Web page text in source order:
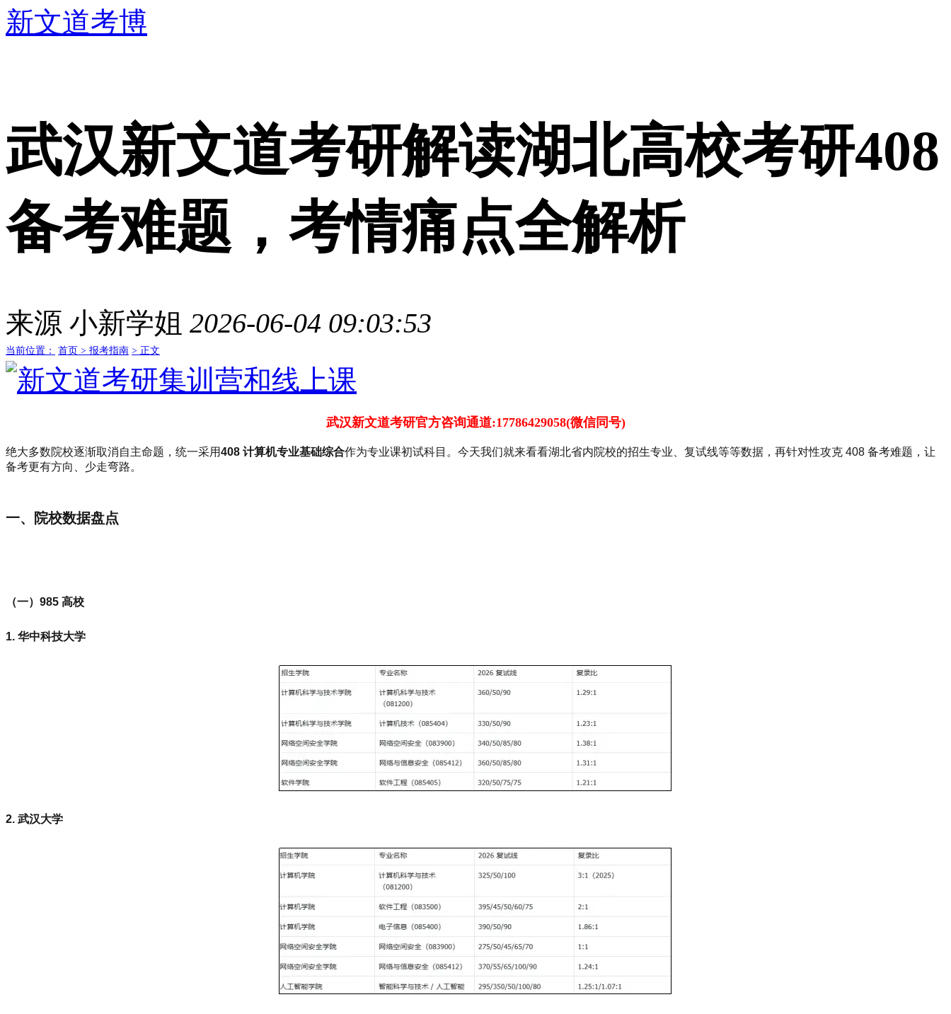
新文道考博
武汉新文道考研解读湖北高校考研408
备考难题，考情痛点全解析
来源 小新学姐 2026-06-04 09:03:53
当前位置： 首页 > 报考指南 > 正文
武汉新文道考研官方咨询通道:17786429058(微信同号)
绝大多数院校逐渐取消自主命题，统一采用408 计算机专业基础综合作为专业课初试科目。今天我们就来看看湖北省内院校的招生专业、复试线等等数据，再针对性攻克 408 备考难题，让
备考更有方向、少走弯路。
一、院校数据盘点
（一）985 高校
1. 华中科技大学
2. 武汉大学